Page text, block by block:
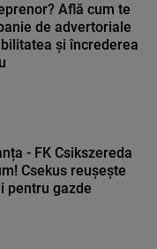
Află cum te
de advertoriale
și încrederea
- FK Csikszereda
Csekus reușește
pentru gazde